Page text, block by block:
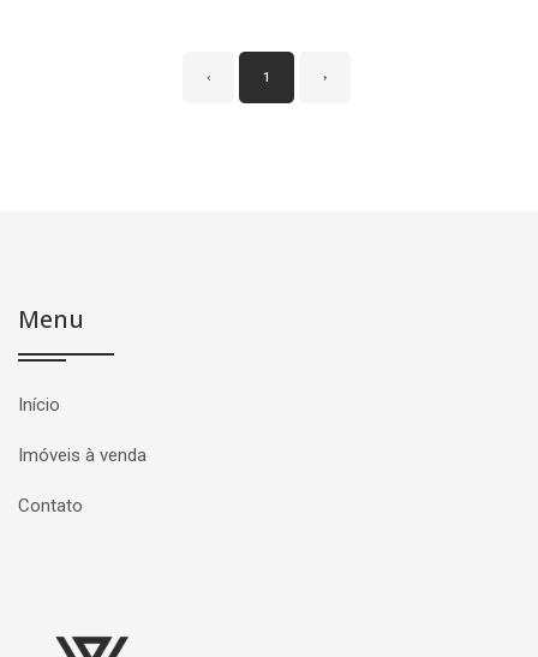
‹ 1 ›
Menu
Início
Imóveis à venda
Contato